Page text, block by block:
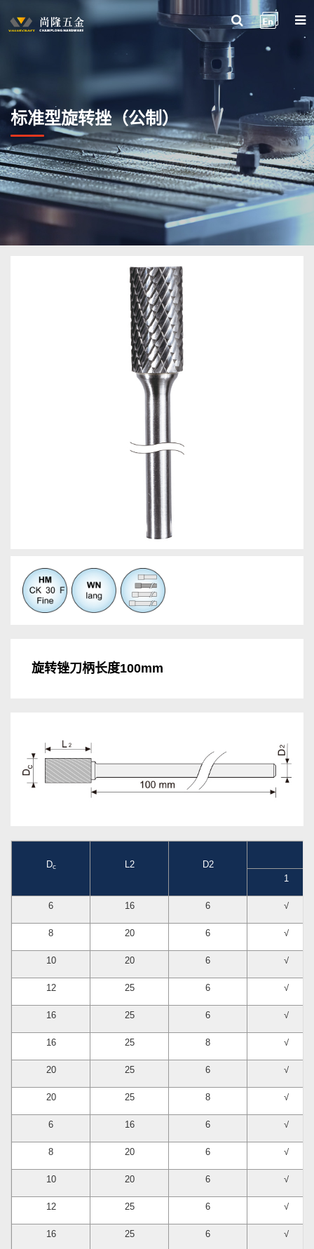
标准型旋转挫（公制）
旋转锉刀柄长度100mm
Dc L2
D2
1
6 16 6 √
8 20 6 √
10 20 6 √
12 25 6 √
16 25 6 √
16 25 8 √
20 25 6 √
20 25 8 √
6 16 6 √
8 20 6 √
10 20 6 √
12 25 6 √
16 25 6 √